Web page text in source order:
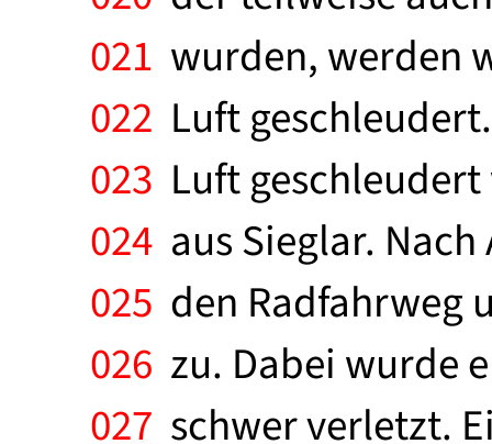
021 wurden, werden
022 Luft
023 Luft
024 aus Sieglar.
025 den Radfahrweg
026 zu. Dabei wurde
027 schwer verletzt.